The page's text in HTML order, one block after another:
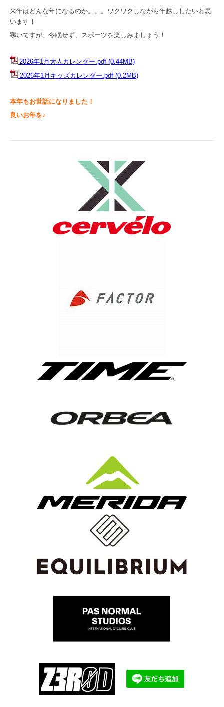
来年はどんな年になるのか。。。ワクワクしながら年越ししたいと思
います！
寒いですが、冬眠せず、スポーツを楽しみましょう！
2026年1月大人カレンダー.pdf (0.44MB)
2026年1月キッズカレンダー.pdf (0.2MB)
本年もお世話になりました！
良いお年を♪